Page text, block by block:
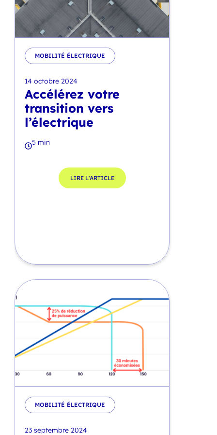
MOBILITÉ ÉLECTRIQUE
14 octobre 2024
Accélérez votre
transition vers
l’électrique
5 min
LIRE L'ARTICLE
MOBILITÉ ÉLECTRIQUE
23 septembre 2024